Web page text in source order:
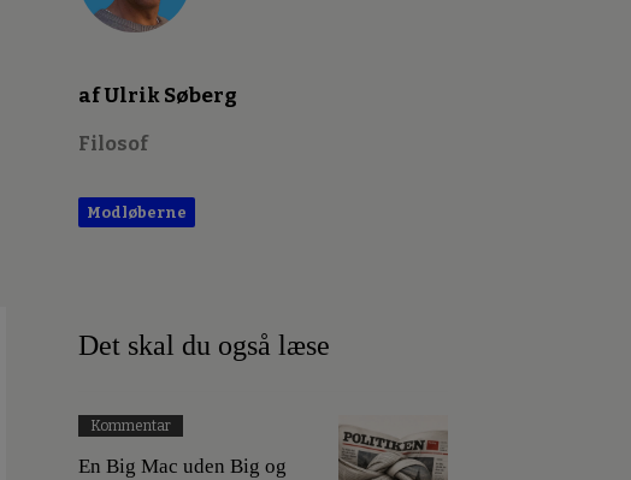
af Ulrik Søberg
Filosof
Modløberne
Det skal du også læse
Kommentar
En Big Mac uden Big og